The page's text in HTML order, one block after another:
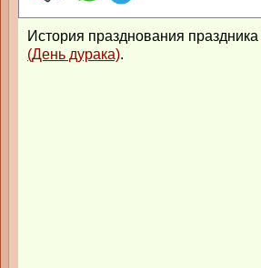
История празднования праздника
(День дурака).